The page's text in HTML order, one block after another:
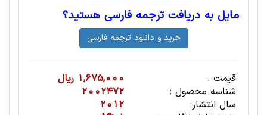
مایل به دریافت ترجمه فارسی هستید؟
قیمت :
1,675,000 ریال
شناسه محصول :
2002472
سال انتشار:
2012